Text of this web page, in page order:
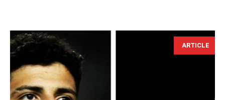
ARTICLE